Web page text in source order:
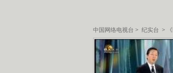
中国网络电视台 > 纪实台 >